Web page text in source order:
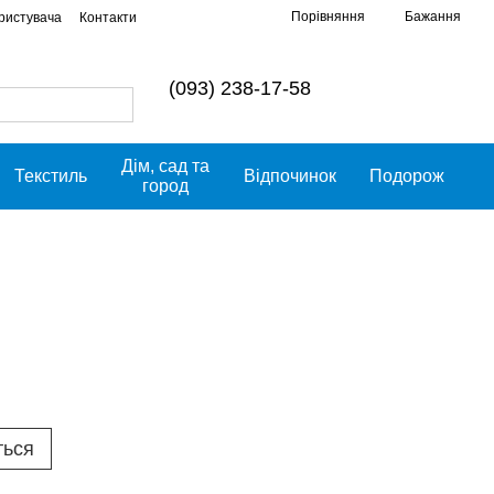
Контакти Порівняння Бажання
(093) 238-17-58
Текстиль
Дім, сад та
город
Відпочинок Подорож